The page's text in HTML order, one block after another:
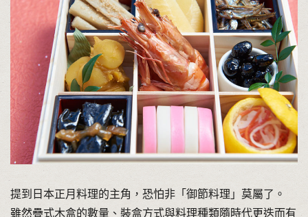
提到日本正月料理的主角，恐怕非「御節料理」莫屬了。
雖然疊式木盒的數量、裝盒方式與料理種類隨時代更迭而有